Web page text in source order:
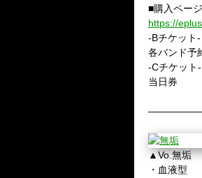
■購入ペー
https://
-Bチケット-
各バンド予
-Cチケット-
当日券
▲Vo.無垢
・血液型